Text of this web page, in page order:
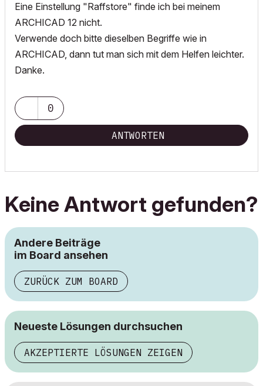
Eine Einstellung "Raffstore" finde ich bei meinem
ARCHICAD 12 nicht.
Verwende doch bitte dieselben Begriffe wie in
ARCHICAD, dann tut man sich mit dem Helfen leichter.
Danke.
0
ANTWORTEN
Keine Antwort gefunden?
Andere Beiträge
im Board ansehen
ZURÜCK ZUM BOARD
Neueste Lösungen durchsuchen
AKZEPTIERTE LÖSUNGEN ZEIGEN